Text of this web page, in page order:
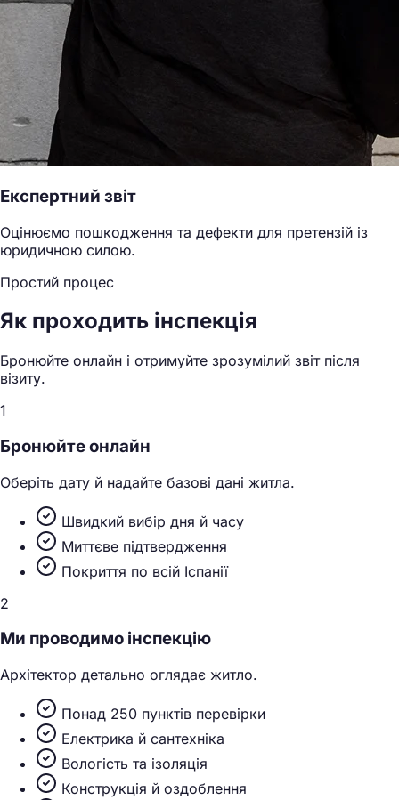
Експертний звіт
Оцінюємо пошкодження та дефекти для претензій із
юридичною силою.
Простий процес
Як проходить інспекція
Бронюйте онлайн і отримуйте зрозумілий звіт після
візиту.
1
Бронюйте онлайн
Оберіть дату й надайте базові дані житла.
Швидкий вибір дня й часу
Миттєве підтвердження
Покриття по всій Іспанії
2
Ми проводимо інспекцію
Архітектор детально оглядає житло.
Понад 250 пунктів перевірки
Електрика й сантехніка
Вологість та ізоляція
Конструкція й оздоблення